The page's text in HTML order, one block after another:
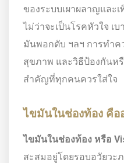
ของระบบเผาผลาญและเ
ไม่ว่าจะเป็นโรคหัวใจ เ
มันพอกตับ ฯลฯ การทำค
สุขภาพ และวิธีป้องกันห
สำคัญที่ทุกคนควรใส่ใจ
ไขมันในช่องท้อง คือ
ไขมันในช่องท้อง หรือ
สะสมอยู่โดยรอบอวัยวะ